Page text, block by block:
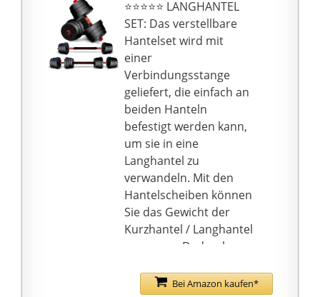
Beton- und Sandfüllung
– Sie werden über viele
Jahre hinweg Freude an
diesen Hanteln haben!
[Extra Anschlussgriff]
Im Lieferumfang ist eine
zusätzliche 20 cm lange
Hantelstange
enthalten, sodass Sie
dieses Kurzhantelset in
eine Langhantel
verwandeln können,
um mit einer größeren
Bandbreite an
Bewegungsmustern
[12 cm rutschfeste
⭐⭐⭐⭐⭐ LANGHANTEL
SET: Das verstellbare
Hantelset wird mit
einer
Verbindungsstange
geliefert, die einfach an
beiden Hanteln
befestigt werden kann,
um sie in eine
Langhantel zu
verwandeln. Mit den
Hantelscheiben können
Sie das Gewicht der
Kurzhantel / Langhantel
anpassen. Dadurch
Kurzhantel- /Bei Amazon kaufen*